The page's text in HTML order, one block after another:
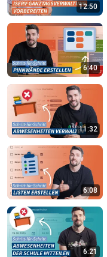
12:50
6:40
11:32
6:08
6:21